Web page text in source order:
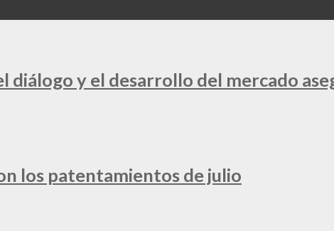
diálogo y el desarrollo del mercado
los patentamientos de julio